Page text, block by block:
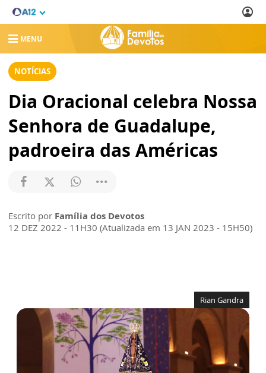
MENU
NOTÍCIAS
Dia Oracional celebra Nossa
Senhora de Guadalupe,
padroeira das Américas
Escrito por Família dos Devotos
12 DEZ 2022 - 11H30 (Atualizada em 13 JAN 2023 - 15H50)
Rian Gandra